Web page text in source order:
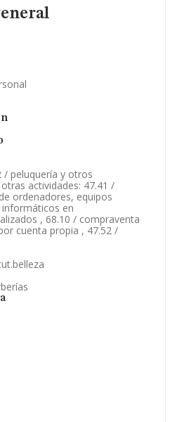
/ peluquería y otros
actividades: 47.41 /
ordenadores, equipos
en
, 68.10 / compraventa
cuenta propia , 47.52 /
complementaria.